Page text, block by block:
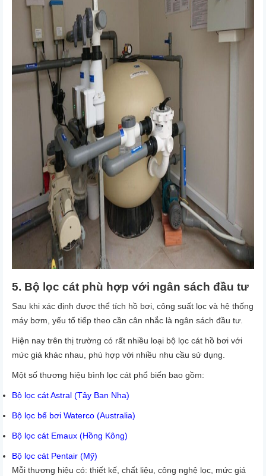
5. Bộ lọc cát phù hợp với ngân sách đầu tư
Sau khi xác định được thể tích hồ bơi, công suất lọc và hệ thống
máy bơm, yếu tố tiếp theo cần cân nhắc là ngân sách đầu tư
Hiện nay trên thị trường có rất nhiều loại bộ lọc cát hồ bơi với
mức giá khác nhau , phù hợp với nhiều nhu cầu sử dụng.
Một số thương hiệu bình lọc cát phổ biến bao gồm:
Bộ lọc cát Astral (Tây Ban Nha)
Bộ lọc bể bơi Waterco (Australia)
Bộ lọc cát Emaux (Hồng Kông)
Bộ lọc cát Pentair (Mỹ)
Mỗi thương hiệu có: thiết kế, chất liệu, công nghệ lọc, mức giá